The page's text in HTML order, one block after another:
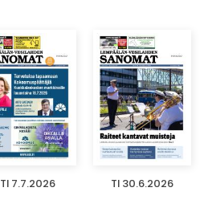
TI 7.7.2026 TI 30.6.2026